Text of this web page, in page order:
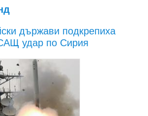
държави подкрепиха
удар по Сирия